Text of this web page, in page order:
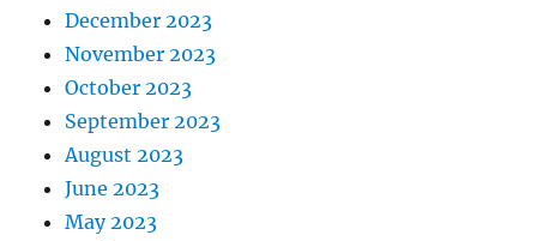
December 2023
November 2023
October 2023
September 2023
August 2023
June 2023
May 2023